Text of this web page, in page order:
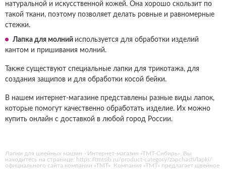
натуральной и искусственной кожей. Она хорошо скользит по
такой ткани, поэтому позволяет делать ровные и равномерные
стежки.
Лапка для молний используется для обработки изделий
кантом и пришивания молний.
Также существуют специальные лапки для трикотажа, для
создания защипов и для обработки косой бейки.
В нашем интернет-магазине представлены разные виды лапок,
которые помогут качественно обработать изделие. Их можно
купить онлайн с доставкой в любой город России.
Лапки для швейных машин - Интернет-магазин «ТМТ-Сибирь». Вы
находитесь на странице: https://tmtsib.ru/product-category/zapchasti/lapki/
официального сайта компании «ТМТ». Компания «ТМТ» предлагает швейное